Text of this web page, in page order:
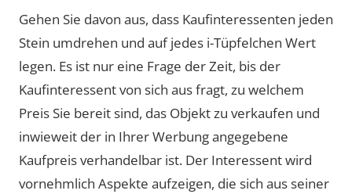
Gehen Sie davon aus, dass Kaufinteressenten jeden
Stein umdrehen und auf jedes i-Tüpfelchen Wert
legen. Es ist nur eine Frage der Zeit, bis der
Kaufinteressent von sich aus fragt, zu welchem
Preis Sie bereit sind, das Objekt zu verkaufen und
inwieweit der in Ihrer Werbung angegebene
Kaufpreis verhandelbar ist. Der Interessent wird
vornehmlich Aspekte aufzeigen, die sich aus seiner